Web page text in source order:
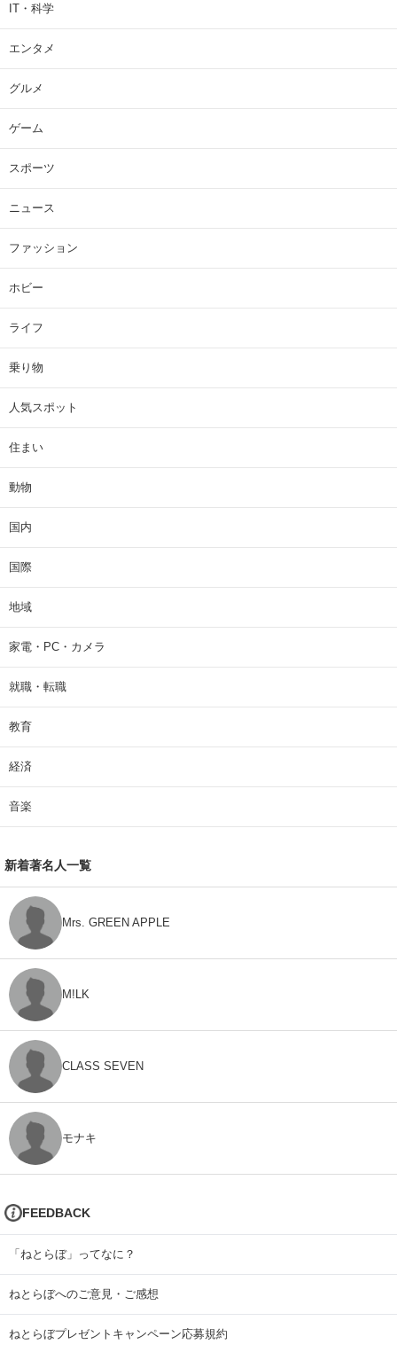
IT・科学
エンタメ
グルメ
ゲーム
スポーツ
ニュース
ファッション
ホビー
ライフ
乗り物
人気スポット
住まい
動物
国内
国際
地域
家電・PC・カメラ
就職・転職
教育
経済
音楽
新着著名人一覧
Mrs. GREEN APPLE
M!LK
CLASS SEVEN
モナキ
FEEDBACK
「ねとらぼ」ってなに？
ねとらぼへのご意見・ご感想
ねとらぼプレゼントキャンペーン応募規約